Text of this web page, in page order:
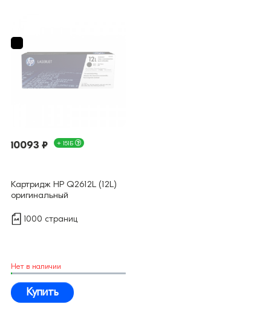
10093 ₽ + 151Б
Картридж HP Q2612L (12L)
оригинальный
1000 страниц
Нет в наличии
Купить